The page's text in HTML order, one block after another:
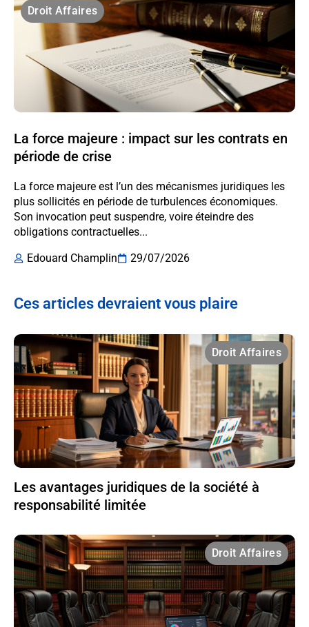
Droit Affaires
La force majeure : impact sur les contrats en
période de crise
La force majeure est l’un des mécanismes juridiques les
plus sollicités en période de turbulences économiques.
Son invocation peut suspendre, voire éteindre des
obligations contractuelles...
Edouard Champlin
29/07/2026
Ces articles devraient vous plaire
Droit Affaires
Les avantages juridiques de la société à
responsabilité limitée
Droit Affaires